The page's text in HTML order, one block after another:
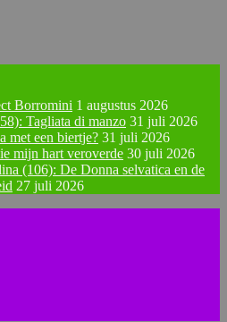
Borromini 1 augustus 2026
Tagliata di manzo 31 juli 2026
met een biertje? 31 juli 2026
mijn hart veroverde 30 juli 2026
(106): De Donna selvatica en de
27 juli 2026